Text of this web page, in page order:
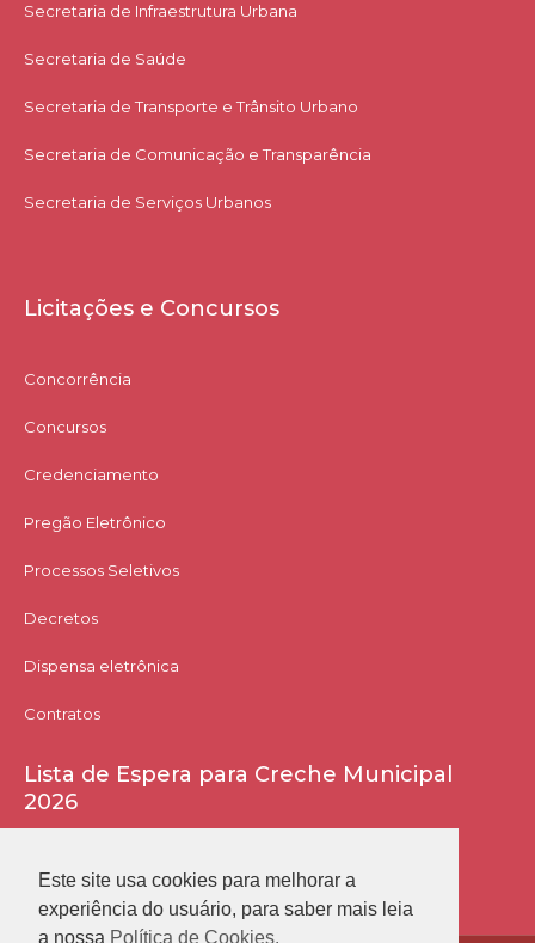
Secretaria de Infraestrutura Urbana
Secretaria de Saúde
Secretaria de Transporte e Trânsito Urbano
Secretaria de Comunicação e Transparência
Secretaria de Serviços Urbanos
Licitações e Concursos
Concorrência
Concursos
Credenciamento
Pregão Eletrônico
Processos Seletivos
Decretos
Dispensa eletrônica
Contratos
Lista de Espera para Creche Municipal
2026
Este site usa cookies para melhorar a
experiência do usuário, para saber mais leia
a nossa Política de Cookies.